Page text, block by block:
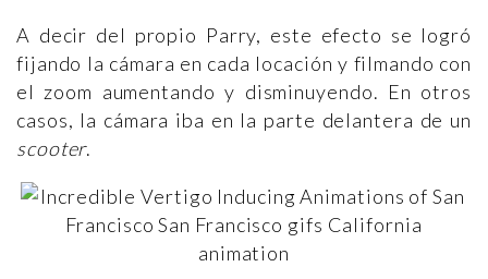
A decir del propio Parry, este efecto se logró
fijando la cámara en cada locación y filmando con
el zoom aumentando y disminuyendo. En otros
casos, la cámara iba en la parte delantera de un
scooter.